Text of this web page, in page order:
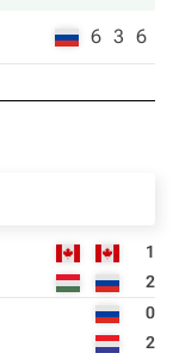
6 3 6
1
2
0
2